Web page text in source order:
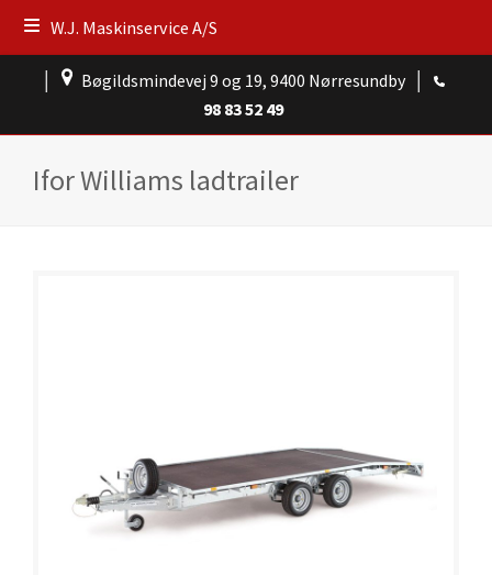
W.J. Maskinservice A/S
Bøgildsmindevej 9 og 19, 9400 Nørresundby
98 83 52 49
Ifor Williams ladtrailer